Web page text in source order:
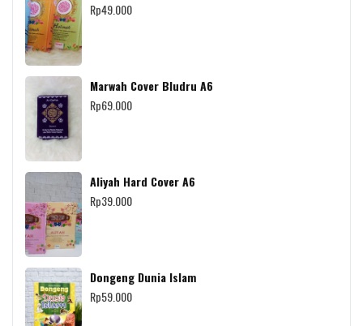
Rp49.000
Marwah Cover Bludru A6
Rp69.000
Aliyah Hard Cover A6
Rp39.000
Dongeng Dunia Islam
Rp59.000